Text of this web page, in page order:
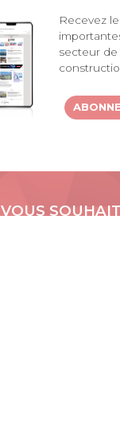
Recevez
secteur de
VOUS